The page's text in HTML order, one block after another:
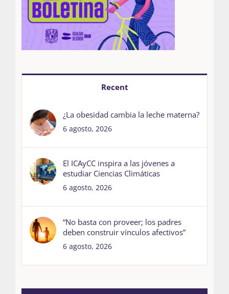
Recent
¿La obesidad cambia la leche materna?
6 agosto, 2026
El ICAyCC inspira a las jóvenes a
estudiar Ciencias Climáticas
6 agosto, 2026
“No basta con proveer; los padres
deben construir vínculos afectivos”
6 agosto, 2026